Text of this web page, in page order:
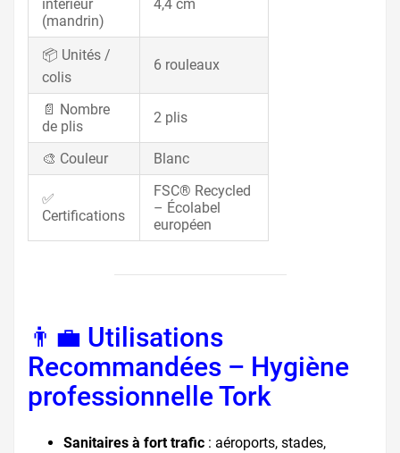
intérieur
(mandrin)
4,4 cm
📦 Unités /
colis
6 rouleaux
📄 Nombre
de plis
2 plis
🎨 Couleur Blanc
✅
Certifications
FSC® Recycled
– Écolabel
européen
👨‍💼 Utilisations
Recommandées – Hygiène
professionnelle Tork
Sanitaires à fort trafic : aéroports, stades,